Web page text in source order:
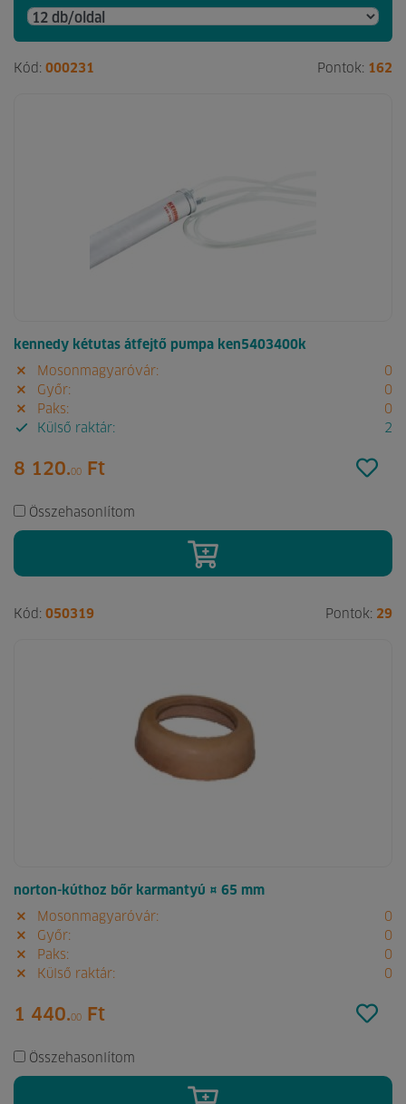
Kód: 000231 Pontok: 162
kennedy kétutas átfejtő pumpa ken5403400k
Mosonmagyaróvár:
0
Győr:
0
Paks:
0
Külső raktár:
2
8 120.00 Ft
Összehasonlítom
Kód: 050319 Pontok: 29
norton-kúthoz bőr karmantyú ¤ 65 mm
Mosonmagyaróvár:
0
Győr:
0
Paks:
0
Külső raktár:
0
1 440.00 Ft
Összehasonlítom